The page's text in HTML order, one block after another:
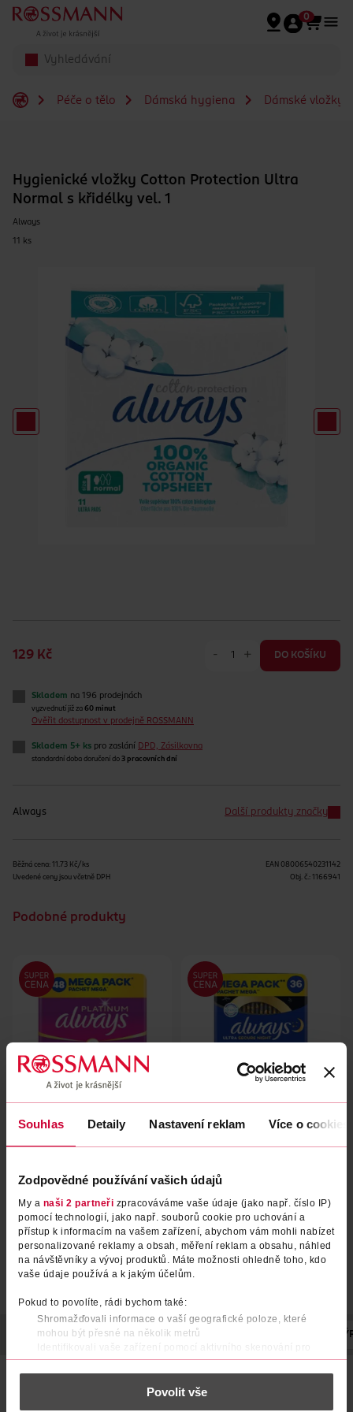
Souhlas Detaily Nastavení reklam Více o cookies
Zodpovědné používání vašich údajů
My a naši 2 partneři zpracováváme vaše údaje (jako např. číslo IP)
pomocí technologií, jako např. souborů cookie pro uchování a
přístup k informacím na vašem zařízení, abychom vám mohli nabízet
personalizované reklamy a obsah, měření reklam a obsahu, náhled
na návštěvníky a vývoj produktů. Máte možnosti ohledně toho, kdo
vaše údaje používá a k jakým účelům.
Pokud to povolíte, rádi bychom také:
Shromažďovali informace o vaší geografické poloze, které
mohou být přesné na několik metrů
Identifikovali vaše zařízení pomocí aktivního skenování pro
konkrétní charakteristiky (otisk prstu)
Zjistěte více o tom, jak zpracováváme vaše osobní údaje, a nastavte
části s podrobnostmi . Svůj souhlas můžete kdykoliv
Povolit vše
Přeskočit na hlavmní obsah
0
Péče o tělo Dámská hygiena Dámské vložky
Hygienické vložky Cotton Protection Ultra
Normal s křidélky vel. 1
Always
11 ks
129 Kč - + DO KOŠÍKU
Skladem na 196 prodejnách
vyzvednutí již za 60 minut
Ověřit dostupnost v prodejně ROSSMANN
Skladem 5+ ks pro zaslání DPD, Zásilkovna
standardní doba doručení do 3 pracovních dní
Always Další produkty značky
Běžná cena: 11.73 Kč/ks
Uvedené ceny jsou včetně DPH
EAN 08006540231142
Obj. č.: 1166941
Podobné produkty
Hygienické vložky Platinum
Normal s křidélky vel. 1 48 ks
DO KOŠÍKU
Obj. č.: 1324938
Hygienické vložky Ultra
Secure Night s křidélky vel. 4
DO KOŠÍKU
Obj. č.: 1286090
POPIS POČET NÁZEV VÝROBCE/DODAVATELE ADRESA
Always Hygienické vložky Cotton Protection Ultra se díky
povrchové vrstvě ze 100% organické bavlny a